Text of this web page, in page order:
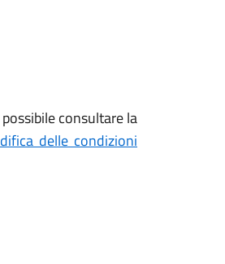
consultare la
delle condizioni